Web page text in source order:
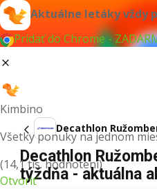
Aktuálne letáky vždy
Pridať do Chrome -
Kimbino
Všetky ponuky na jednom
(14,1 tis. hodnotení)
Otvoriť
Decathlon
Decathlon
týždňa - aktuálna